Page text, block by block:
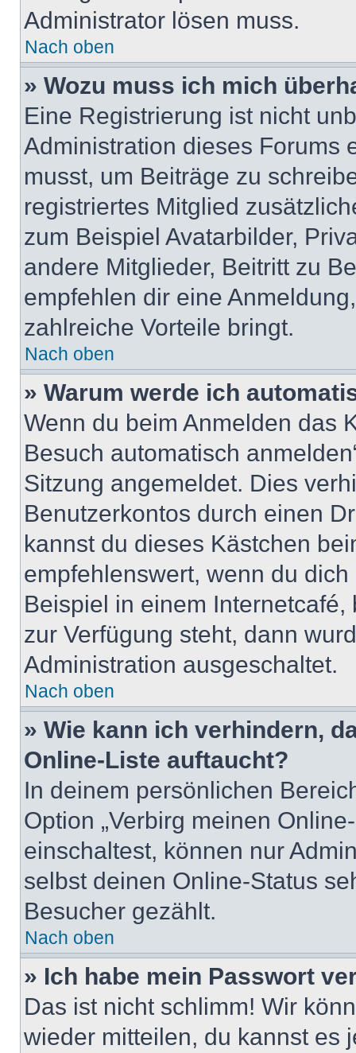
Administrator lösen muss.
Nach oben
» Wozu muss ich mich
Eine Registrierung ist nicht
Administration dieses Forums
musst, um Beiträge zu
registriertes Mitglied
zum Beispiel Avatarbilder,
andere Mitglieder, Beitritt zu
empfehlen dir eine
zahlreiche Vorteile bringt.
Nach oben
» Warum werde ich
Wenn du beim Anmelden das
Besuch automatisch
Sitzung angemeldet. Dies
Benutzerkontos durch einen
kannst du dieses Kästchen
empfehlenswert, wenn du
Beispiel in einem
zur Verfügung steht, dann
Administration ausgeschaltet.
Nach oben
» Wie kann ich verhindern,
Online-Liste auftaucht?
In deinem persönlichen
Option „Verbirg meinen
einschaltest, können nur
selbst deinen Online-Status
Besucher gezählt.
Nach oben
» Ich habe mein Passwort
Das ist nicht schlimm! Wir
wieder mitteilen, du kannst es